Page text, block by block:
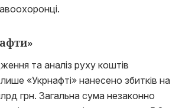
та аналіз руху коштів
«Укрнафті» нанесено збитків на
грн. Загальна сума незаконно